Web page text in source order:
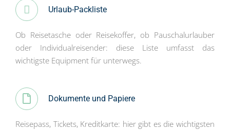
Urlaub-Packliste
Ob Reisetasche oder Reisekoffer, ob Pauschalurlauber
oder Individualreisender: diese Liste umfasst das
wichtigste Equipment für unterwegs.
Dokumente und Papiere
Reisepass, Tickets, Kreditkarte: hier gibt es die wichtigsten